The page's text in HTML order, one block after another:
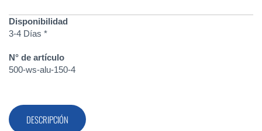
Disponibilidad
3-4 Días *
N° de artículo
500-ws-alu-150-4
DESCRIPCIÓN